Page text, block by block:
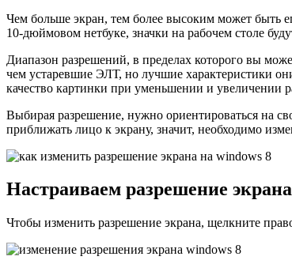
Чем больше экран, тем более высоким может быть
10-дюймовом нетбуке, значки на рабочем столе
Диапазон разрешений, в пределах которого вы
чем устаревшие ЭЛТ, но лучшие характеристики
качество картинки при уменьшении и увеличении
Выбирая разрешение, нужно ориентироваться на
приближать лицо к экрану, значит, необходимо
Настраиваем разрешение
Чтобы изменить разрешение экрана, щелкните